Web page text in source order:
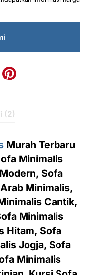
(2)
Murah Terbaru
Minimalis
Sofa
Minimalis,
Cantik,
Minimalis
Hitam, Sofa
Jogja, Sofa
Minimalis